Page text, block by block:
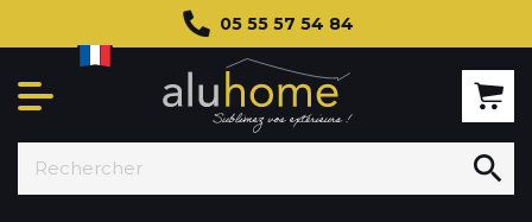
05 55 57 54 84
